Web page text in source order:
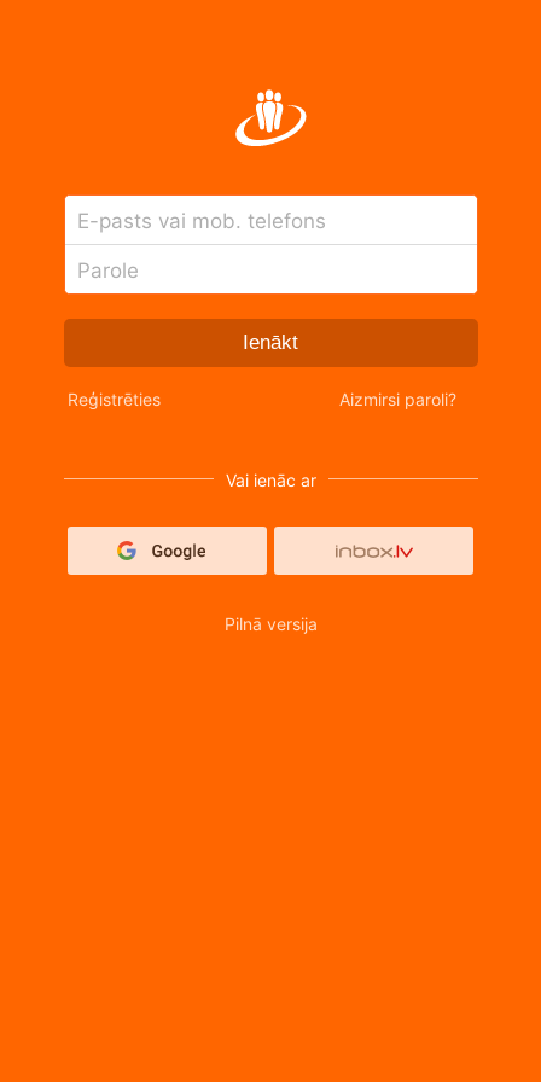
E-pasts vai mob. telefons
Parole
Ienākt
Reģistrēties Aizmirsi paroli?
Vai ienāc ar
Pilnā versija